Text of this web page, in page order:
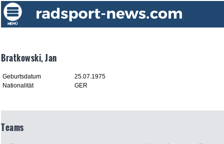
Bratkowski, Jan
Geburtsdatum
25.07.1975
Nationalität
GER
Teams